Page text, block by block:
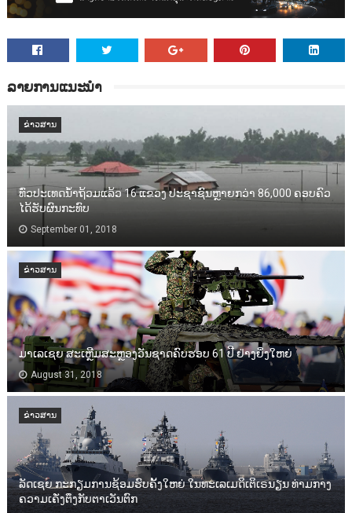
ລາຍການແນະນຳ
ຂ່າວສານ
ທົ່ວປະເທດນ້ຳຖ້ວມແລ້ວ 16 ແຂວງ ປະຊາຊົນຫຼາຍກວ່າ 86,000​ ຄອບຄົວ
ໄດ້ຮັບຜົນກະທົບ
September 01, 2018
ຂ່າວສານ
ມາເລເຊຍ ສະເຫຼີມສະຫຼອງວັນຊາດຄົບຮອບ 61 ປີ ຢ່າງຍິ່ງໃຫຍ່
August 31, 2018
ຂ່າວສານ
ລັດເຊຍ ກະກຽມການຊ້ອມຮົບຄັ້ງໃຫຍ່ ໃນທະເລເມດິເຕິເຣນຽນ ທ່າມກາງ
ຄວາມເຄັ່ງຕຶງກັບຕາເວັນຕົກ